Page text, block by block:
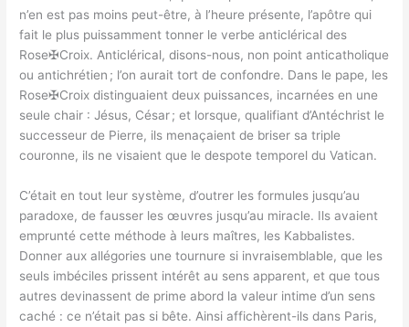
n’en est pas moins peut-être, à l’heure présente, l’apôtre qui
fait le plus puissamment tonner le verbe anticlérical des
Rose✠Croix. Anticlérical, disons-nous, non point anticatholique
ou antichrétien ; l’on aurait tort de confondre. Dans le pape, les
Rose✠Croix distinguaient deux puissances, incarnées en une
seule chair : Jésus, César ; et lorsque, qualifiant d’Antéchrist le
successeur de Pierre, ils menaçaient de briser sa triple
couronne, ils ne visaient que le despote temporel du Vatican.
C’était en tout leur système, d’outrer les formules jusqu’au
paradoxe, de fausser les œuvres jusqu’au miracle. Ils avaient
emprunté cette méthode à leurs maîtres, les Kabbalistes.
Donner aux allégories une tournure si invraisemblable, que les
seuls imbéciles prissent intérêt au sens apparent, et que tous
autres devinassent de prime abord la valeur intime d’un sens
caché : ce n’était pas si bête. Ainsi affichèrent-ils dans Paris,